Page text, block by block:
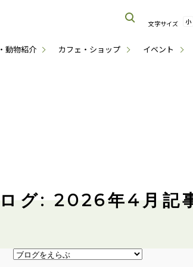
動物紹介 カフェ・ショップ イベント
文字サイズ 小
グ: 2026年4月記